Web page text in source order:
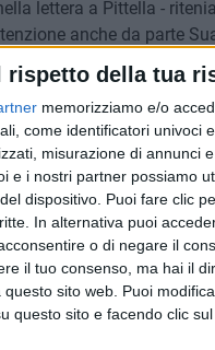
rispetto della tua
memorizziamo e/o
come identificatori univoci
misurazione di annunci
e i nostri partner possiamo
dispositivo. Puoi fare clic
In alternativa puoi
o di negare il
il tuo consenso, ma hai il
sito web. Puoi
questo sito e facendo clic
lettera a Pittella -
anche da parte
al massimo; al